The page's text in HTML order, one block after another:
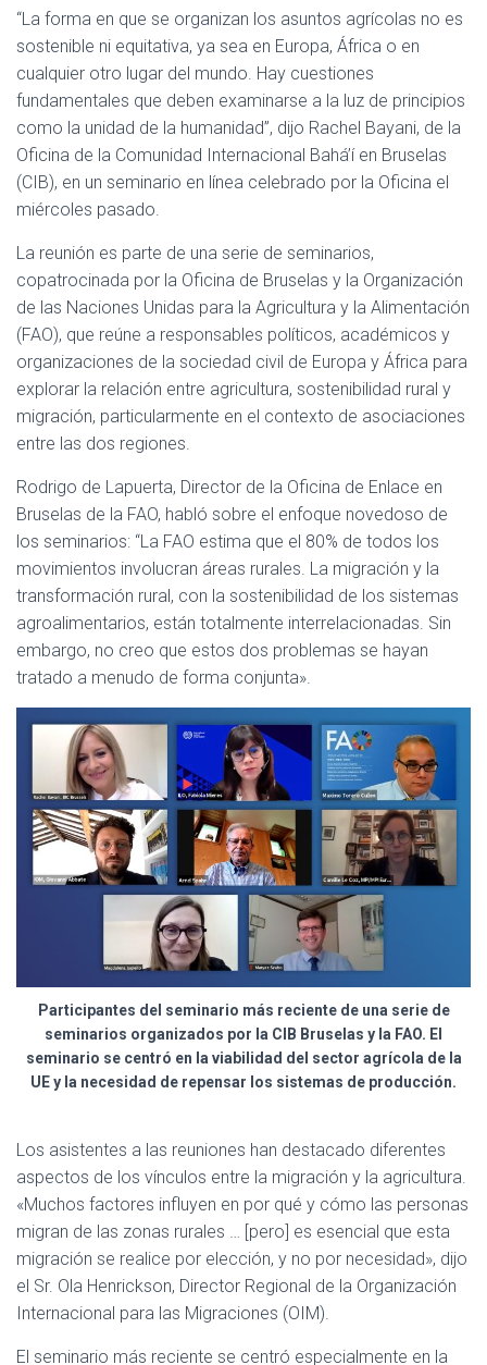
“La forma en que se organizan los asuntos agrícolas no es
sostenible ni equitativa, ya sea en Europa, África o en
cualquier otro lugar del mundo. Hay cuestiones
fundamentales que deben examinarse a la luz de principios
como la unidad de la humanidad”, dijo Rachel Bayani, de la
Oficina de la Comunidad Internacional Bahá’í en Bruselas
(CIB), en un seminario en línea celebrado por la Oficina el
miércoles pasado.
La reunión es parte de una serie de seminarios,
copatrocinada por la Oficina de Bruselas y la Organización
de las Naciones Unidas para la Agricultura y la Alimentación
(FAO), que reúne a responsables políticos, académicos y
organizaciones de la sociedad civil de Europa y África para
explorar la relación entre agricultura, sostenibilidad rural y
migración, particularmente en el contexto de asociaciones
entre las dos regiones.
Rodrigo de Lapuerta, Director de la Oficina de Enlace en
Bruselas de la FAO, habló sobre el enfoque novedoso de
los seminarios: “La FAO estima que el 80% de todos los
movimientos involucran áreas rurales. La migración y la
transformación rural, con la sostenibilidad de los sistemas
agroalimentarios, están totalmente interrelacionadas. Sin
embargo, no creo que estos dos problemas se hayan
tratado a menudo de forma conjunta».
Participantes del seminario más reciente de una serie de
seminarios organizados por la CIB Bruselas y la FAO. El
seminario se centró en la viabilidad del sector agrícola de la
UE y la necesidad de repensar los sistemas de producción.
Los asistentes a las reuniones han destacado diferentes
aspectos de los vínculos entre la migración y la agricultura.
«Muchos factores influyen en por qué y cómo las personas
migran de las zonas rurales … [pero] es esencial que esta
migración se realice por elección, y no por necesidad», dijo
el Sr. Ola Henrickson, Director Regional de la Organización
Internacional para las Migraciones (OIM).
El seminario más reciente se centró especialmente en la